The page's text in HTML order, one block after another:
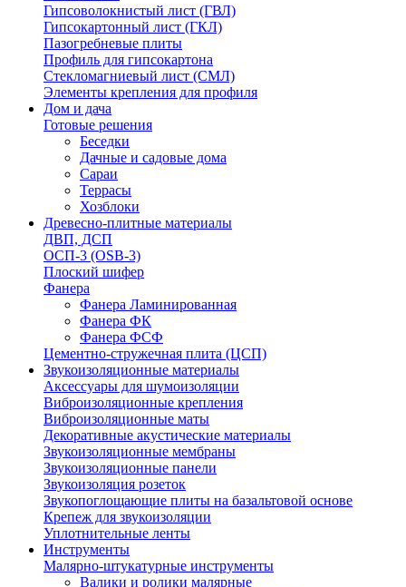
Гипсоволокнистый лист (ГВЛ)
Гипсокартонный лист (ГКЛ)
Пазогребневые плиты
Профиль для гипсокартона
Стекломагниевый лист (СМЛ)
Элементы крепления для профиля
Дом и дача
Готовые решения
Беседки
Дачные и садовые дома
Сараи
Террасы
Хозблоки
Древесно-плитные материалы
ДВП, ДСП
ОСП-3 (OSB-3)
Плоский шифер
Фанера
Фанера Ламинированная
Фанера ФК
Фанера ФСФ
Цементно-стружечная плита (ЦСП)
Звукоизоляционные материалы
Аксессуары для шумоизоляции
Виброизоляционные крепления
Виброизоляционные маты
Декоративные акустические материалы
Звукоизоляционные мембраны
Звукоизоляционные панели
Звукоизоляция розеток
Звукопоглощающие плиты на базальтовой основе
Крепеж для звукоизоляции
Уплотнительные ленты
Инструменты
Малярно-штукатурные инструменты
Валики и ролики малярные